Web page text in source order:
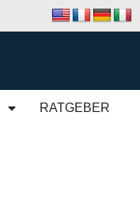
RATGEBER